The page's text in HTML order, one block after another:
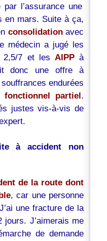
par l’assurance une
en mars. Suite à ça,
consolidation avec
médecin a jugé les
2,5/7 et les AIPP à
donc une offre à
endurées
fonctionnel partiel.
justes vis-à-vis de
à accident non
de la route dont
, car une personne
une fracture de la
J’aimerais me
de demande